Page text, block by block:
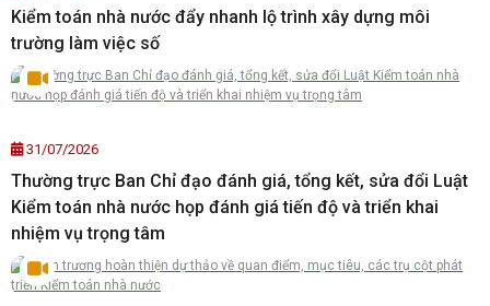
Kiểm toán nhà nước đẩy nhanh lộ trình xây dựng môi
trường làm việc số
31/07/2026
Thường trực Ban Chỉ đạo đánh giá, tổng kết, sửa đổi Luật
Kiểm toán nhà nước họp đánh giá tiến độ và triển khai
nhiệm vụ trọng tâm